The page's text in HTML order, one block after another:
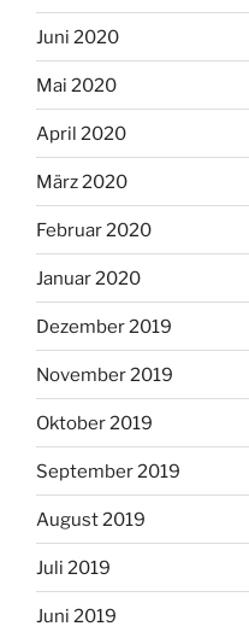
Juni 2020
Mai 2020
April 2020
März 2020
Februar 2020
Januar 2020
Dezember 2019
November 2019
Oktober 2019
September 2019
August 2019
Juli 2019
Juni 2019